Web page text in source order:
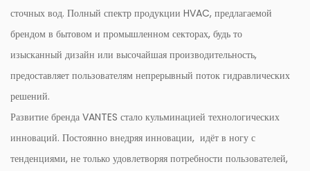
сточных вод. Полный спектр продукции HVAC, предлагаемой
брендом в бытовом и промышленном секторах, будь то
изысканный дизайн или высочайшая производительность,
предоставляет пользователям непрерывный поток гидравлических
решений.
Развитие бренда VANTES стало кульминацией технологических
инноваций. Постоянно внедряя инновации, идёт в ногу с
тенденциями, не только удовлетворяя потребности пользователей,